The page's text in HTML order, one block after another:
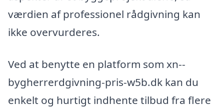
værdien af professionel rådgivning kan
ikke overvurderes.
Ved at benytte en platform som xn--
bygherrerdgivning-pris-w5b.dk kan du
enkelt og hurtigt indhente tilbud fra flere